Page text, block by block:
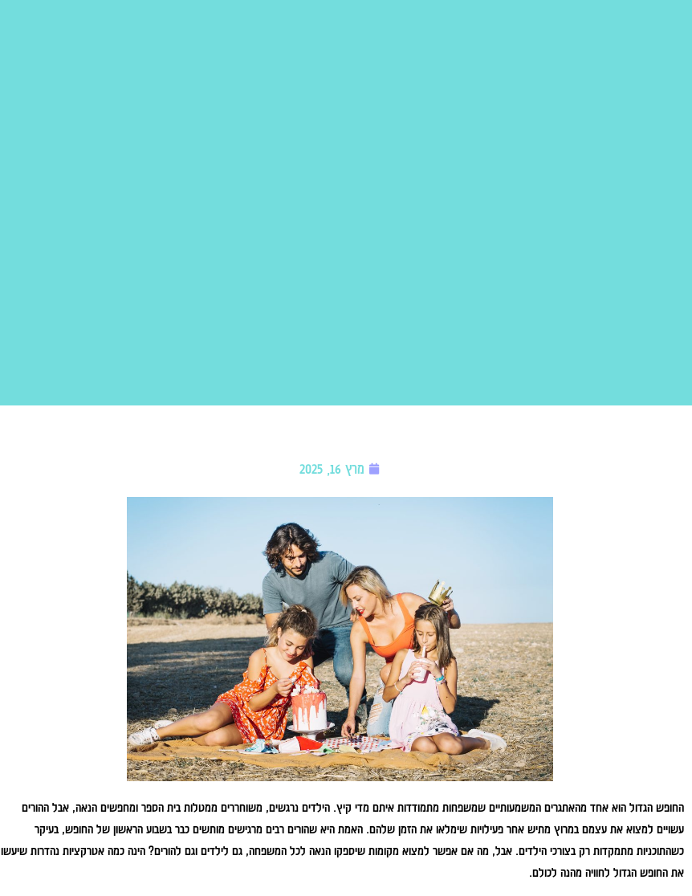
מרץ 16, 2025
החופש הגדול הוא אחד מהאתגרים המשמעותיים שמשפחות מתמודדות איתם מדי קיץ. הילדים נרגשים, משוחררים ממטלות בית הספר ומחפשים הנאה, אבל ההורים
עשויים למצוא את עצמם במרוץ מתיש אחר פעילויות שימלאו את הזמן שלהם. האמת היא שהורים רבים מרגישים מותשים כבר בשבוע הראשון של החופש, בעיקר
כשהתוכניות מתמקדות רק בצורכי הילדים. אבל, מה אם אפשר למצוא מקומות שיספקו הנאה לכל המשפחה, גם לילדים וגם להורים? הינה כמה אטרקציות נהדרות שיעשו
את החופש הגדול לחוויה מהנה לכולם.